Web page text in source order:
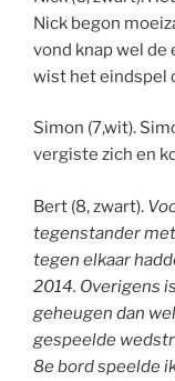
Nick begon
vond knap wel
wist het eindspel
Simon (7,wit).
vergiste zich en
Bert (8, zwart).
tegenstander
tegen elkaar
2014. Overigens
geheugen dan
gespeelde
8e bord speelde